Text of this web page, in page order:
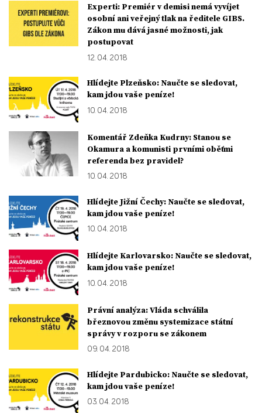
Experti: Premiér v demisi nemá vyvíjet
osobní ani veřejný tlak na ředitele GIBS.
Zákon mu dává jasné možnosti, jak
postupovat
12. 04. 2018
Hlídejte Plzeňsko: Naučte se sledovat,
kam jdou vaše peníze!
10. 04. 2018
Komentář Zdeňka Kudrny: Stanou se
Okamura a komunisti prvními oběťmi
referenda bez pravidel?
10. 04. 2018
Hlídejte Jižní Čechy: Naučte se sledovat,
kam jdou vaše peníze!
10. 04. 2018
Hlídejte Karlovarsko: Naučte se sledovat,
kam jdou vaše peníze!
10. 04. 2018
Právní analýza: Vláda schválila
březnovou změnu systemizace státní
správy v rozporu se zákonem
09. 04. 2018
Hlídejte Pardubicko: Naučte se sledovat,
kam jdou vaše peníze!
03. 04. 2018